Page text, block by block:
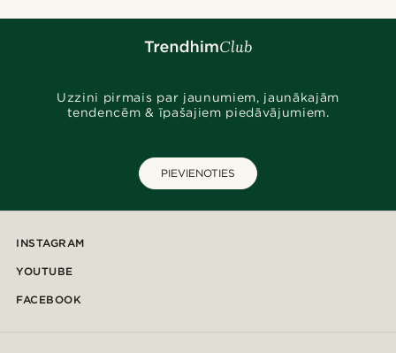
Uzzini pirmais par jaunumiem, jaunākajām
tendencēm & īpašajiem piedāvājumiem.
PIEVIENOTIES
INSTAGRAM
YOUTUBE
FACEBOOK